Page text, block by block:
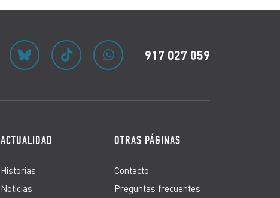
917 027 059
ACTUALIDAD
Historias
Noticias
OTRAS PÁGINAS
Contacto
Preguntas frecuentes